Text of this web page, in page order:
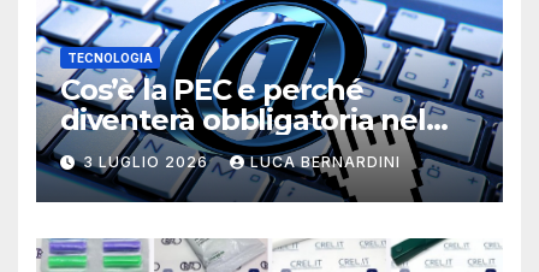
TECNOLOGIA
Cos’è la PEC e perché
diventerà obbligatoria nel
2026?
3 LUGLIO 2026 LUCA BERNARDINI